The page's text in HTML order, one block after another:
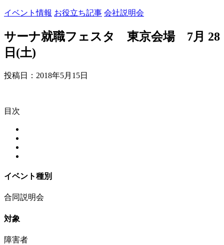
イベント情報 お役立ち記事 会社説明会
サーナ就職フェスタ 東京会場 7月 28
日(土)
投稿日： 2018年5月15日
目次
イベント種別
合同説明会
対象
障害者